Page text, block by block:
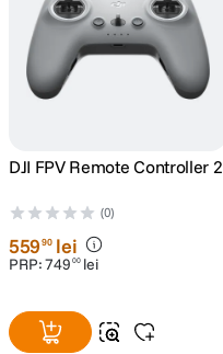
card memorie
8.
DJI FPV Remote Controller 2
(0)
55990 lei
PRP:749 00 lei